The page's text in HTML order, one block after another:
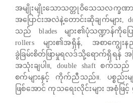
အမျိုးမျိုးသောသတ္တုဝိသေသလက္ခဏာ
အပြောင်းအလဲနဲ့တောင်းဆိုချက်များ,
သည် blades များ၏ပုံသဏ္ဍာန်ကိုပ
rollers များ၏အရှိန်, အစာကျွေ
ခွဲခြမ်းစိတ်ဖြာမှုရလဒ်သို့ရောက်ရှိရန် အ
အသုံးချပါ။, double shaft စက်သည် မ
စက်များနှင့် ကိုက်ညီသည်။. ပစ္စည်းမ
ဖြစ်အောင် ကုသရေးလိုင်းများ အစုံဖြင့်